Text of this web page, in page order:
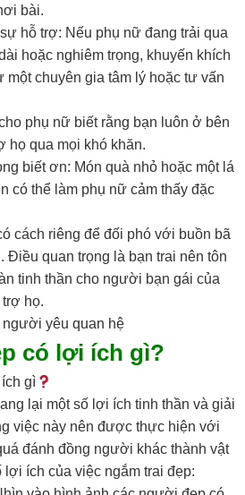
bài.
hỗ trợ: Nếu phụ nữ đang trải qua
hoặc nghiêm trọng, khuyến khích
một chuyên gia tâm lý hoặc tư vấn
phụ nữ biết rằng bạn luôn ở bên
họ qua mọi khó khăn.
biết ơn: Món quà nhỏ hoặc một lá
có thể làm phụ nữ cảm thấy đặc
cách riêng để đối phó với buồn bã
Điều quan trọng là bạn trai nên tôn
tinh thần cho người bạn gái của
họ.
có lợi ích gì?
gì
lại một số lợi ích tinh thần và giải
việc này nên được thực hiện với
đánh đồng người khác thành vật
ích của việc ngắm trai đẹp: